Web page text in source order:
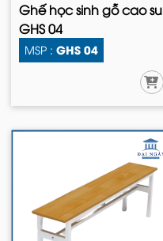
Ghế học sinh gỗ cao su
GHS 04
MSP : GHS 04